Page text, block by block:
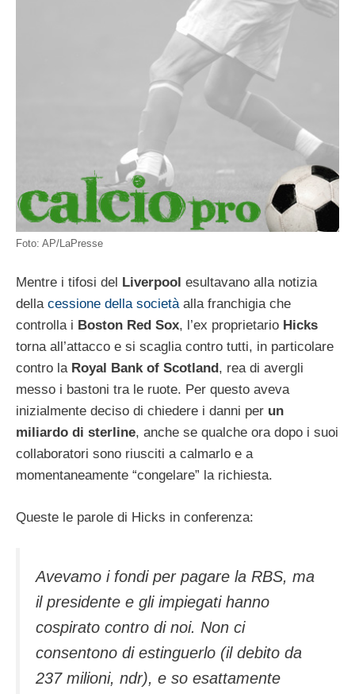
Foto: AP/LaPresse
Mentre i tifosi del Liverpool esultavano alla notizia
della cessione della societàalla franchigia che
controlla i Boston Red Sox, l’ex proprietario Hicks
torna all’attacco e si scaglia contro tutti, in particolare
contro la Royal Bank of Scotland, rea di avergli
messo i bastoni tra le ruote. Per questo aveva
inizialmente deciso di chiedere i danni per un
miliardo di sterline, anche se qualche ora dopo i suoi
collaboratori sono riusciti a calmarlo e a
momentaneamente “congelare” la richiesta.
Queste le parole di Hicks in conferenza:
Avevamo i fondi per pagare la RBS, ma
il presidente e gli impiegati hanno
cospirato contro di noi. Non ci
consentono di estinguerlo (il debito da
237 milioni, ndr), e so esattamente